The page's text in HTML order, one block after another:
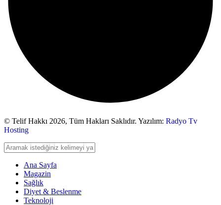
© Telif Hakkı 2026, Tüm Hakları Saklıdır. Yazılım: Radyo Tv
Hosting
Ana Sayfa
Magazin
Sağlık
Diyet & Beslenme
Teknoloji